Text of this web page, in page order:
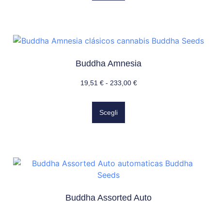
Buddha Amnesia
19,51 € - 233,00 €
Scegli
Buddha Assorted Auto